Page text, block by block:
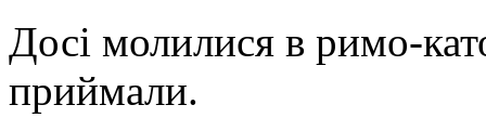
Досі молилися в римо-
приймали.